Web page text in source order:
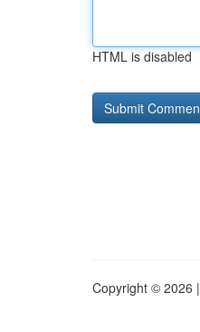
HTML is disabled
Copyright © 2026 |